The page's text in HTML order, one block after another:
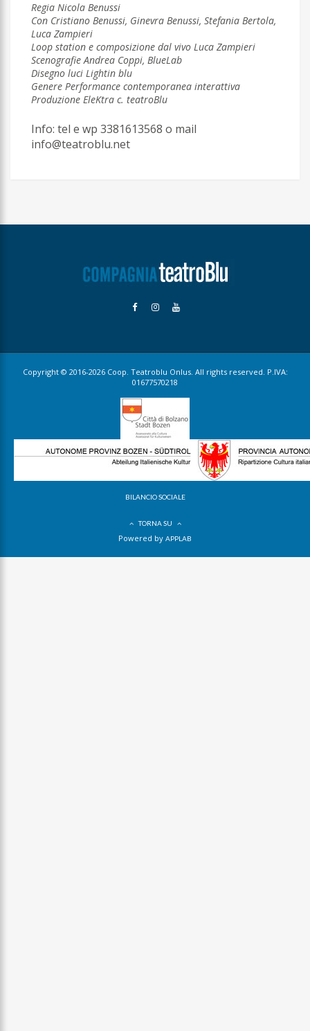
Regia Nicola Benussi
Con Cristiano Benussi, Ginevra Benussi, Stefania Bertola,
Luca Zampieri
Loop station e composizione dal vivo Luca Zampieri
Scenografie Andrea Coppi, BlueLab
Disegno luci Lightin blu
Genere Performance contemporanea interattiva
Produzione EleKtra c. teatroBlu
Info: tel e wp 3381613568 o mail
info@teatroblu.net
Copyright © 2016-2026 Coop. Teatroblu Onlus. All rights reserved. P.IVA:
01677570218
BILANCIO SOCIALE
TORNA SU
Powered by APPLAB